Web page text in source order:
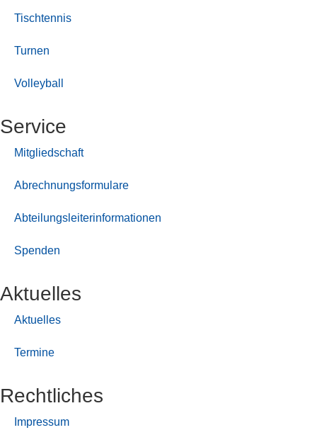
Tischtennis
Turnen
Volleyball
Service
Mitgliedschaft
Abrechnungsformulare
Abteilungsleiterinformationen
Spenden
Aktuelles
Aktuelles
Termine
Rechtliches
Impressum